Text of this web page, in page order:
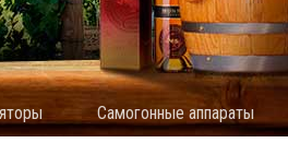
Самогонные аппараты